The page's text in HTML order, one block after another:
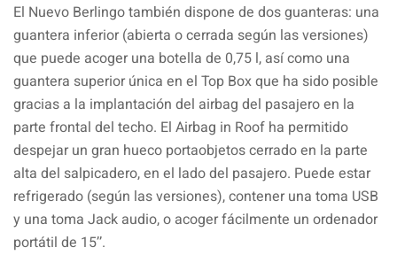
El Nuevo Berlingo también dispone de dos guanteras: una
guantera inferior (abierta o cerrada según las versiones)
que puede acoger una botella de 0,75 l, así como una
guantera superior única en el Top Box que ha sido posible
gracias a la implantación del airbag del pasajero en la
parte frontal del techo. El Airbag in Roof ha permitido
despejar un gran hueco portaobjetos cerrado en la parte
alta del salpicadero, en el lado del pasajero. Puede estar
refrigerado (según las versiones), contener una toma USB
y una toma Jack audio, o acoger fácilmente un ordenador
portátil de 15’’.